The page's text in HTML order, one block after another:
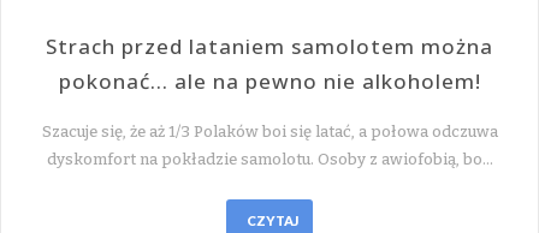
Strach przed lataniem samolotem można
pokonać… ale na pewno nie alkoholem!
Szacuje się, że aż 1/3 Polaków boi się latać, a połowa odczuwa
dyskomfort na pokładzie samolotu. Osoby z awiofobią, bo…
CZYTAJ